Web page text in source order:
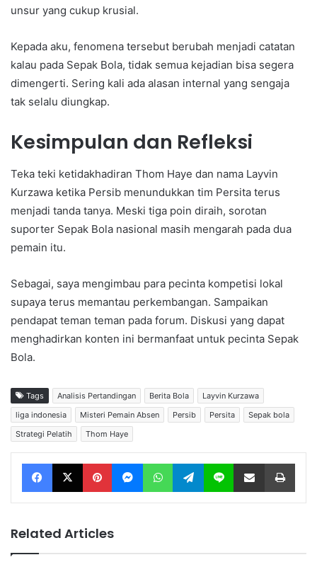
unsur yang cukup krusial.
Kepada aku, fenomena tersebut berubah menjadi catatan
kalau pada Sepak Bola, tidak semua kejadian bisa segera
dimengerti. Sering kali ada alasan internal yang sengaja
tak selalu diungkap.
Kesimpulan dan Refleksi
Teka teki ketidakhadiran Thom Haye dan nama Layvin
Kurzawa ketika Persib menundukkan tim Persita terus
menjadi tanda tanya. Meski tiga poin diraih, sorotan
suporter Sepak Bola nasional masih mengarah pada dua
pemain itu.
Sebagai, saya mengimbau para pecinta kompetisi lokal
supaya terus memantau perkembangan. Sampaikan
pendapat teman teman pada forum. Diskusi yang dapat
menghadirkan konten ini bermanfaat untuk pecinta Sepak
Bola.
Tags Analisis Pertandingan Berita Bola
Layvin Kurzawa
liga indonesia
Misteri Pemain Absen Persib Persita
Sepak bola
Strategi Pelatih
Thom Haye
Facebook X Pinterest Messenger WhatsApp Telegram Line Share via Email
Related Articles